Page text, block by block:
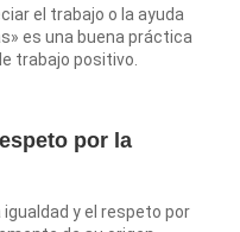
el trabajo o la ayuda
es una buena práctica
trabajo positivo.
por la
y el respeto por